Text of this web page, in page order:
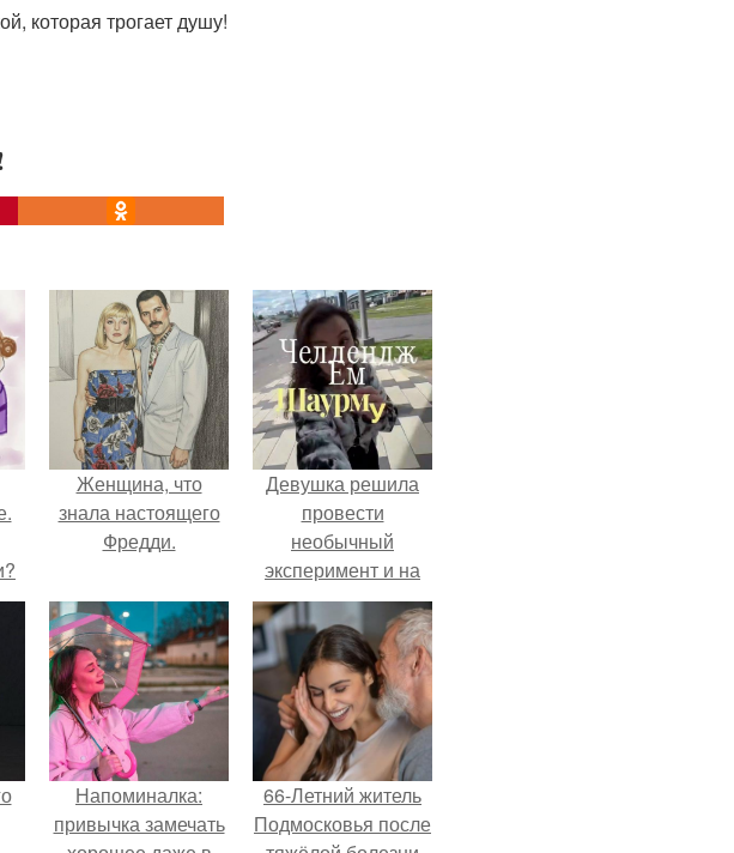
которая трогает душу!
Женщина, что
знала настоящего
Фредди.
Девушка решила
провести
необычный
эксперимент и на
протяжении 30
дней питалась
одной шаурмой.
Напоминалка:
привычка замечать
66-Летний житель
Подмосковья после